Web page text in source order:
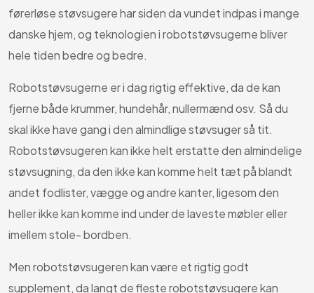
førerløse støvsugere har siden da vundet indpas i mange
danske hjem, og teknologien i robotstøvsugerne bliver
hele tiden bedre og bedre.
Robotstøvsugerne er i dag rigtig effektive, da de kan
fjerne både krummer, hundehår, nullermænd osv. Så du
skal ikke have gang i den almindlige støvsuger så tit.
Robotstøvsugeren kan ikke helt erstatte den almindelige
støvsugning, da den ikke kan komme helt tæt på blandt
andet fodlister, vægge og andre kanter, ligesom den
heller ikke kan komme ind under de laveste møbler eller
imellem stole- bordben.
Men robotstøvsugeren kan være et rigtig godt
supplement, da langt de fleste robotstøvsugere kan